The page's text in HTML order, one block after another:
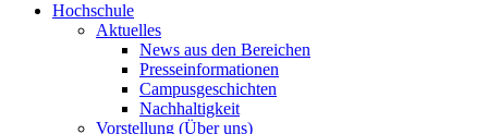
Hochschule
Aktuelles
News aus den Bereichen
Presseinformationen
Campusgeschichten
Nachhaltigkeit
Vorstellung (Über uns)